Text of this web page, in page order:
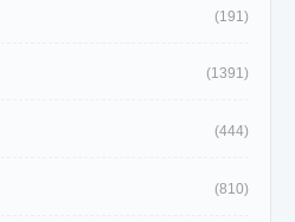
(191)
(1391)
(444)
(810)